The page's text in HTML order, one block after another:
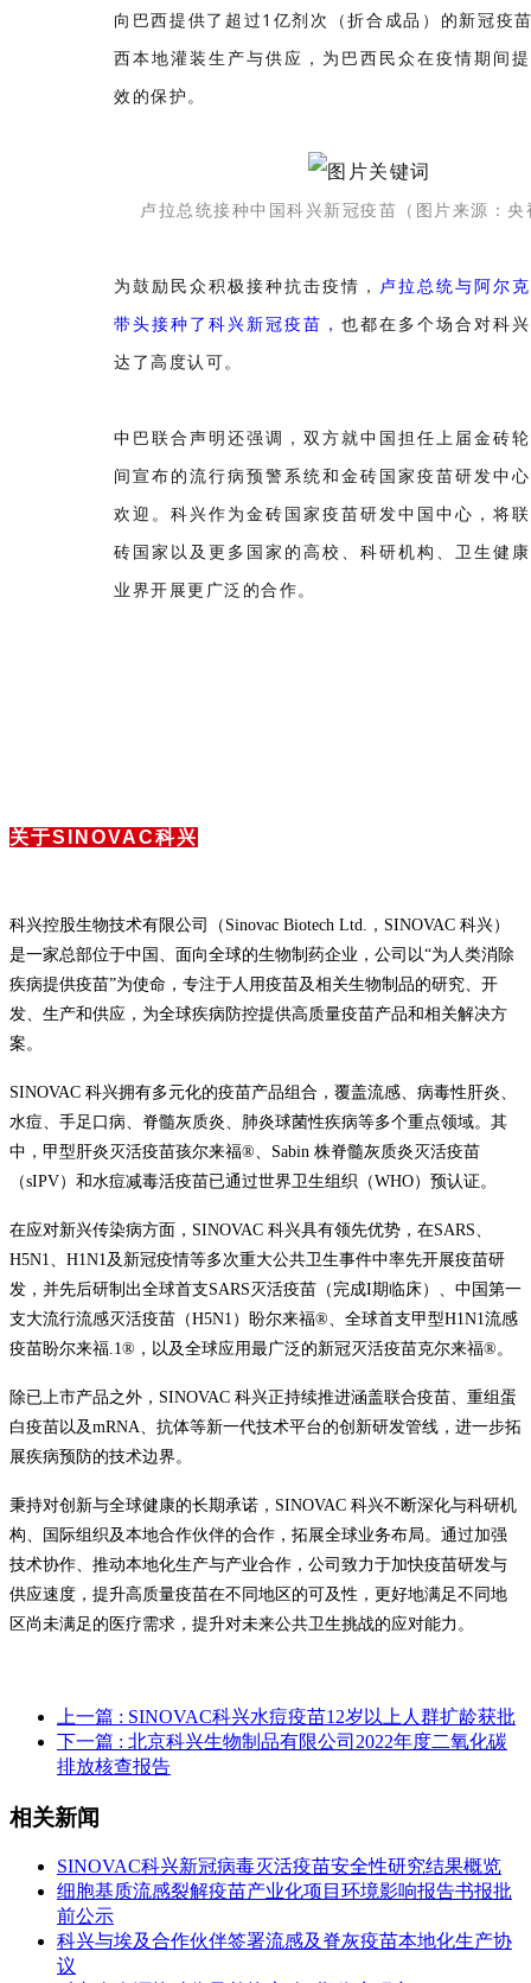
向巴西提供了超过1亿剂次（折合成品）的新冠疫
西本地灌装生产与供应，为巴西民众在疫情期间
效的保护。
卢拉总统接种中国科兴新冠疫苗（图片来源：
为鼓励民众积极接种抗击疫情， 卢拉总统与阿尔
带头接种了科兴新冠疫苗，也都在多个场合对科
达了高度认可。
中巴联合声明还强调，双方就中国担任上届金砖
间宣布的流行病预警系统和金砖国家疫苗研发中
欢迎。科兴作为金砖国家疫苗研发中国中心，将
砖国家以及更多国家的高校、科研机构、卫生健
业界开展更广泛的合作。
关于SINOVAC科兴
科兴控股生物技术有限公司（Sinovac Biotech Ltd.，SINOVAC 科兴）
是一家总部位于中国、面向全球的生物制药企业，公司以“为人类消除
疾病提供疫苗”为使命，专注于人用疫苗及相关生物制品的研究、开
发、生产和供应，为全球疾病防控提供高质量疫苗产品和相关解决方
案。
SINOVAC 科兴拥有多元化的疫苗产品组合，覆盖流感、病毒性肝炎、
水痘、手足口病、脊髓灰质炎、肺炎球菌性疾病等多个重点领域。其
中，甲型肝炎灭活疫苗孩尔来福®、Sabin 株脊髓灰质炎灭活疫苗
（sIPV）和水痘减毒活疫苗已通过世界卫生组织（WHO）预认证。
在应对新兴传染病方面，SINOVAC 科兴具有领先优势，在SARS、
H5N1、H1N1及新冠疫情等多次重大公共卫生事件中率先开展疫苗研
发，并先后研制出全球首支SARS灭活疫苗（完成I期临床）、中国第一
支大流行流感灭活疫苗（H5N1）盼尔来福®、全球首支甲型H1N1流感
疫苗盼尔来福.1®，以及全球应用最广泛的新冠灭活疫苗克尔来福®。
除已上市产品之外，SINOVAC 科兴正持续推进涵盖联合疫苗、重组蛋
白疫苗以及mRNA、抗体等新一代技术平台的创新研发管线，进一步拓
展疾病预防的技术边界。
秉持对创新与全球健康的长期承诺，SINOVAC 科兴不断深化与科研机
构、国际组织及本地合作伙伴的合作，拓展全球业务布局。通过加强
技术协作、推动本地化生产与产业合作，公司致力于加快疫苗研发与
供应速度，提升高质量疫苗在不同地区的可及性，更好地满足不同地
区尚未满足的医疗需求，提升对未来公共卫生挑战的应对能力。
上一篇 : SINOVAC科兴水痘疫苗12岁以上人群扩龄获批
下一篇 : 北京科兴生物制品有限公司2022年度二氧化碳
排放核查报告
相关新闻
SINOVAC科兴新冠病毒灭活疫苗安全性研究结果概览
细胞基质流感裂解疫苗产业化项目环境影响报告书报批
前公示
科兴与埃及合作伙伴签署流感及脊灰疫苗本地化生产协
议